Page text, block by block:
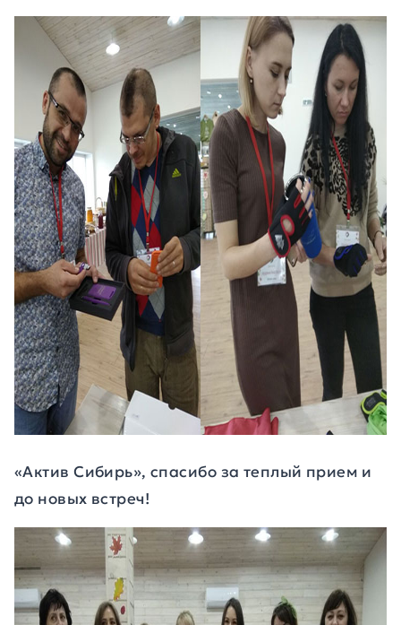
«Актив Сибирь», спасибо за теплый прием и
до новых встреч!